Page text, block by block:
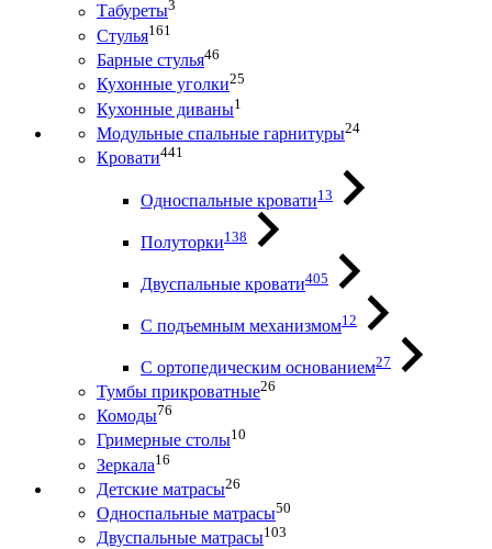
Табуреты3
Стулья161
Барные стулья46
Кухонные уголки25
Кухонные диваны1
Модульные спальные гарнитуры24
Кровати441
Односпальные кровати13
Полуторки138
Двуспальные кровати405
С подъемным механизмом12
С ортопедическим основанием27
Тумбы прикроватные26
Комоды76
Гримерные столы10
Зеркала16
Детские матрасы26
Односпальные матрасы50
Двуспальные матрасы103